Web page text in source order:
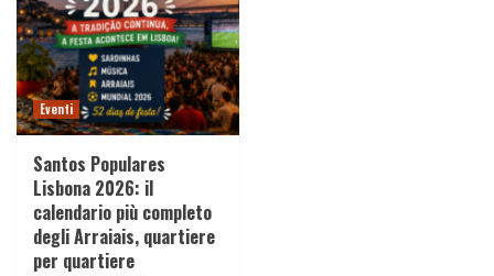
Eventi
Santos Populares
Lisbona 2026: il
calendario più completo
degli Arraiais, quartiere
per quartiere